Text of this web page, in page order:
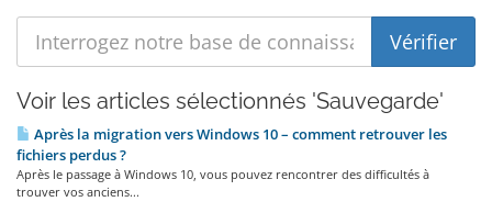
Voir les articles sélectionnés 'Sauvegarde'
Après la migration vers Windows 10 – comment retrouver les
fichiers perdus ?
Après le passage à Windows 10, vous pouvez rencontrer des difficultés à
trouver vos anciens...